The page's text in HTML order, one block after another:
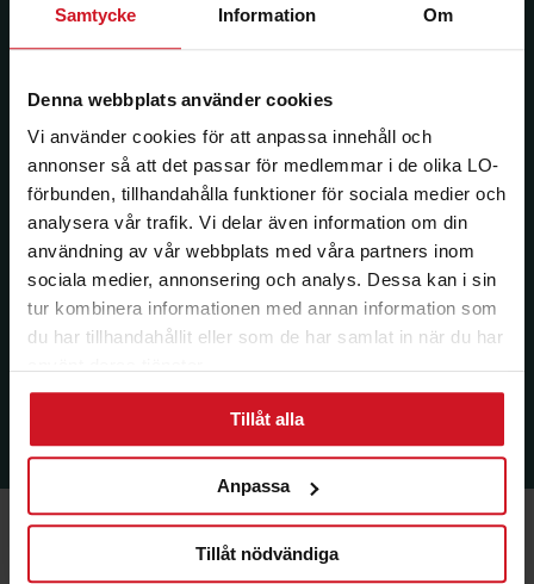
Samtycke Information Om
Denna webbplats använder cookies
Vi använder cookies för att anpassa innehåll och
annonser så att det passar för medlemmar i de olika LO-
förbunden, tillhandahålla funktioner för sociala medier och
analysera vår trafik. Vi delar även information om din
användning av vår webbplats med våra partners inom
sociala medier, annonsering och analys. Dessa kan i sin
tur kombinera informationen med annan information som
du har tillhandahållit eller som de har samlat in när du har
Tillåt alla
Anpassa
Tillåt nödvändiga